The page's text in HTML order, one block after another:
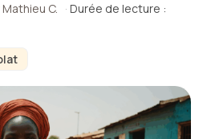
Mathieu C. · Durée de lecture :